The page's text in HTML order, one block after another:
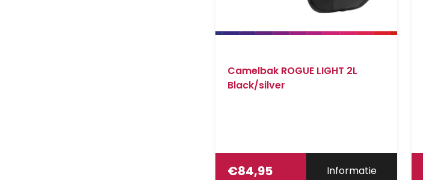
Camelbak ROGUE LIGHT 2L
Black/silver
€84,95 Informatie